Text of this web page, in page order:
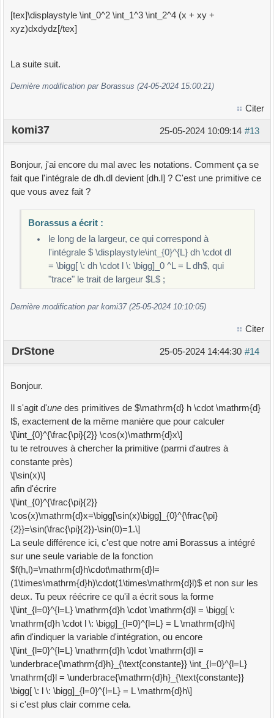
[tex]\displaystyle \int_0^2 \int_1^3 \int_2^4 (x + xy +
xyz)dxdydz[/tex]
La suite suit.
Dernière modification par Borassus (24-05-2024 15:00:21)
Citer
#13
25-05-2024 10:09:14
komi37
Bonjour, j'ai encore du mal avec les notations. Comment ça se
fait que l'intégrale de dh.dl devient [dh.l] ? C'est une primitive ce
que vous avez fait ?
Borassus a écrit :
le long de la largeur, ce qui correspond à
l'intégrale $ \displaystyle\int_{0}^{L} dh \cdot dl
= \bigg[ \: dh \cdot l \: \bigg]_0 ^L = L dh$, qui
"trace" le trait de largeur $L$ ;
Dernière modification par komi37 (25-05-2024 10:10:05)
Citer
#14
25-05-2024 14:44:30
DrStone
Bonjour.
Il s'agit d'une des primitives de $\mathrm{d} h \cdot \mathrm{d}
l$, exactement de la même manière que pour calculer
\[\int_{0}^{\frac{\pi}{2}} \cos(x)\mathrm{d}x\]
tu te retrouves à chercher la primitive (parmi d'autres à
constante près)
\[\sin(x)\]
afin d'écrire
\[\int_{0}^{\frac{\pi}{2}}
\cos(x)\mathrm{d}x=\bigg[\sin(x)\bigg]_{0}^{\frac{\pi}
{2}}=\sin(\frac{\pi}{2})-\sin(0)=1.\]
La seule différence ici, c'est que notre ami Borassus a intégré
sur une seule variable de la fonction
$f(h,l)=\mathrm{d}h\cdot\mathrm{d}l=
(1\times\mathrm{d}h)\cdot(1\times\mathrm{d}l)$ et non sur les
deux. Tu peux réécrire ce qu'il a écrit sous la forme
\[\int_{l=0}^{l=L} \mathrm{d}h \cdot \mathrm{d}l = \bigg[ \:
\mathrm{d}h \cdot l \: \bigg]_{l=0}^{l=L} = L \mathrm{d}h\]
afin d'indiquer la variable d'intégration, ou encore
\[\int_{l=0}^{l=L} \mathrm{d}h \cdot \mathrm{d}l =
\underbrace{\mathrm{d}h}_{\text{constante}} \int_{l=0}^{l=L}
\mathrm{d}l = \underbrace{\mathrm{d}h}_{\text{constante}}
\bigg[ \: l \: \bigg]_{l=0}^{l=L} = L \mathrm{d}h\]
si c'est plus clair comme cela.